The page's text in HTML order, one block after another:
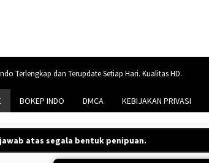
Terlengkap dan Terupdate Setiap Hari. Kualitas HD.
BOKEP INDO DMCA KEBIJAKAN PRIVASI
segala bentuk penipuan.